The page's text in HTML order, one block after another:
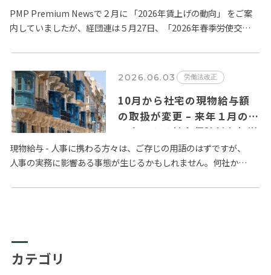
PMP Premium Newsで２月に 「2026年賃上げの動向」 をご案
内していましたが、経団連は５月27日、「2026年春季労使交
2026.06.03 労働法改正
10月から社宅の現物給与額
の取扱が変更 – 来年１月の
月変による社会保険料負担増
の可能性も?
現物給与 - 人事に携わる方々は、ご存じの用語のはずですが、
人事の実務に影響ある事態が生じるかもしれません。何社かに
に情報と…
カテゴリ